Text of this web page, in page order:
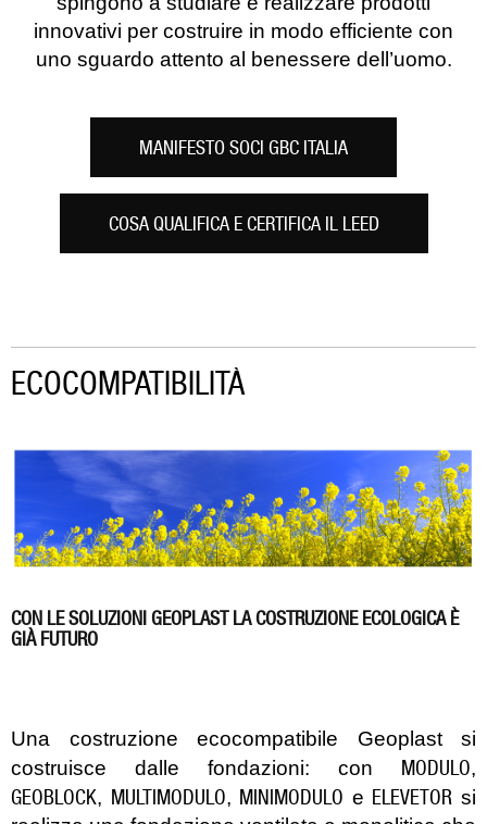
innovativi per costruire in modo efficiente con
uno sguardo attento al benessere dell’uomo.
MANIFESTO SOCI GBC ITALIA
COSA QUALIFICA E CERTIFICA IL LEED
ECOCOMPATIBILITÀ
CON LE SOLUZIONI GEOPLAST LA COSTRUZIONE ECOLOGICA È
GIÀ FUTURO
Una costruzione ecocompatibile Geoplast si
costruisce dalle fondazioni: con MODULO,
GEOBLOCK, MULTIMODULO, MINIMODULO e ELEVETOR si